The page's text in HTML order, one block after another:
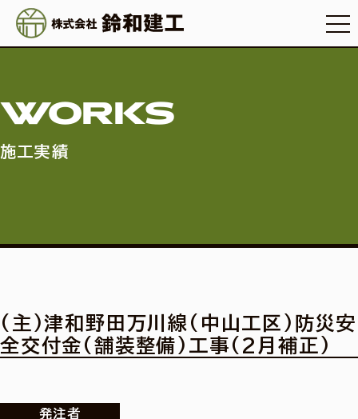
WORKS
施工実績
(主)津和野田万川線(中山工区)防災安
全交付金(舗装整備)工事(2月補正)
発注者